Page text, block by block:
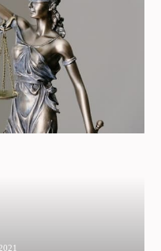
rapportés alors
civil réservent
aux cohéritiers.